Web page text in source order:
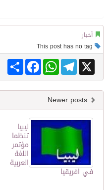
أخبار
Share
FacebookWhatsAppTelegram X
ليبيا
تنظما
مؤتمر
اللغة
العربية
في افريقيا